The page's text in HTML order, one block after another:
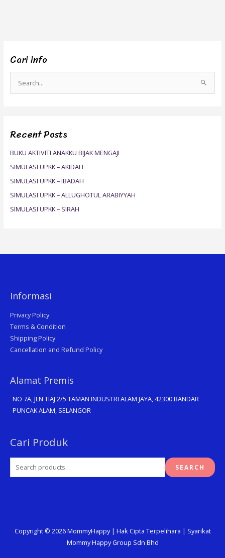
Cari info
e
c
o
r
:
Recent Posts
BUKU AKTIVITI ANAKKU BIJAK MENGAJI
SIMULASI UPKK – AKIDAH
SIMULASI UPKK – IBADAH
SIMULASI UPKK – ALLUGHOTUL ARABIYYAH
SIMULASI UPKK – SIRAH
Informasi
Privacy Policy
Terms & Condition
Shipping Policy
Cancellation and Refund Policy
Alamat Premis
NO 7A, JLN TIAJ 2/5 TAMAN INDUSTRI ALAM JAYA, 42300 BANDAR
PUNCAK ALAM, SELANGOR
Cari Produk
Search
SEARCH
Copyright © 2026MommyHappy| Hak Cipta Terpelihara | Syarikat
Mommy Happy Group Sdn Bhd